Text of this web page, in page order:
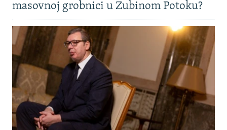
masovnoj grobnici u Zubinom Potoku?